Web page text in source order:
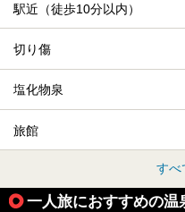
駅近（徒歩10分以内）
切り傷
塩化物泉
旅館
すべ
一人旅におすすめの温